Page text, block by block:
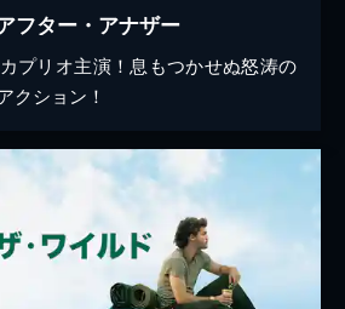
フター・アナザー
プリオ主演！息もつかせぬ怒涛の
クション！